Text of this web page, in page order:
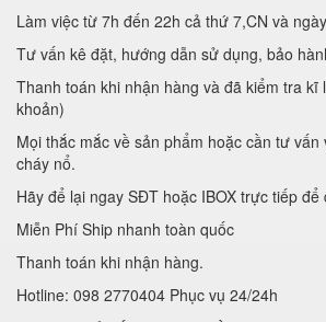
Làm việc từ 7h đến 22h cả thứ 7,CN và
Tư vấn kê đặt, hướng dẫn sử dụng, bảo
Thanh toán khi nhận hàng và đã kiểm tra kĩ
khoản)
Mọi thắc mắc về sản phẩm hoặc cần tư vấn
cháy nổ.
Hãy để lại ngay SĐT hoặc IBOX trực tiếp
Miễn Phí Ship nhanh toàn quốc
Thanh toán khi nhận hàng.
Hotline: 098 2770404 Phục vụ 24/24h